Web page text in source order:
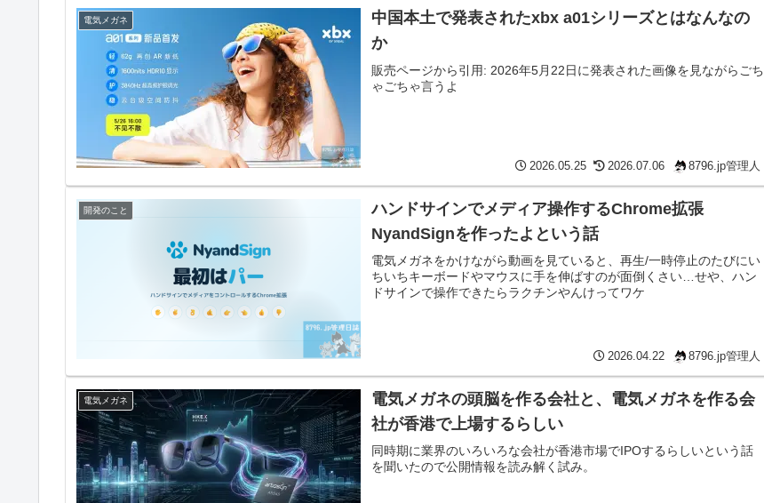
電気メガネ
中国本土で発表されたxbx a01シリーズとはなんなの
か
販売ページから引用: 2026年5月22日に発表された画像を見ながらごち
ゃごちゃ言うよ
2026.05.25 2026.07.06 8796.jp管理人
開発のこと
ハンドサインでメディア操作するChrome拡張
NyandSignを作ったよという話
電気メガネをかけながら動画を見ていると、再生/一時停止のたびにい
ちいちキーボードやマウスに手を伸ばすのが面倒くさい…せや、ハン
ドサインで操作できたらラクチンやんけってワケ
2026.04.22 8796.jp管理人
電気メガネ
電気メガネの頭脳を作る会社と、電気メガネを作る会
社が香港で上場するらしい
同時期に業界のいろいろな会社が香港市場でIPOするらしいという話
を聞いたので公開情報を読み解く試み。